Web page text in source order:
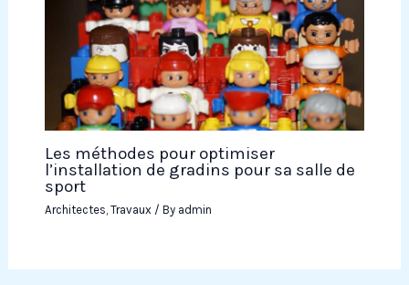
Les méthodes pour optimiser
l’installation de gradins pour sa salle de
sport
Architectes Travaux/ By admin